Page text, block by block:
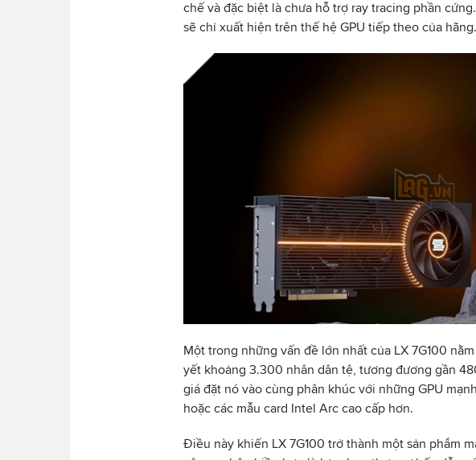
chế và đặc biệt là chưa hỗ trợ ray tracing phần
sẽ chỉ xuất hiện trên thế hệ GPU tiếp theo của hãng.
Một trong những vấn đề lớn nhất của LX 7G100
yết khoảng 3.300 nhân dân tệ, tương đương gần
giá đặt nó vào cùng phân khúc với những GPU
hoặc các mẫu card Intel Arc cao cấp hơn.
Điều này khiến LX 7G100 trở thành một sản phẩm